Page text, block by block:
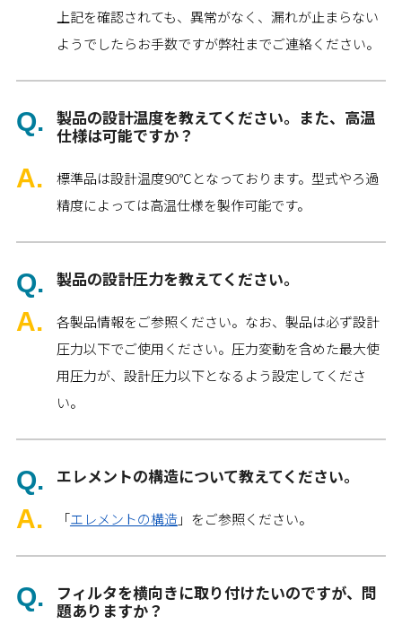
上記を確認されても、異常がなく、漏れが止まらない
ようでしたらお手数ですが弊社までご連絡ください。
製品の設計温度を教えてください。また、高温
仕様は可能ですか？
標準品は設計温度90℃となっております。型式やろ過
精度によっては高温仕様を製作可能です。
製品の設計圧力を教えてください。
各製品情報をご参照ください。なお、製品は必ず設計
圧力以下でご使用ください。圧力変動を含めた最大使
用圧力が、設計圧力以下となるよう設定してくださ
い。
エレメントの構造について教えてください。
「エレメントの構造」をご参照ください。
フィルタを横向きに取り付けたいのですが、問
題ありますか？